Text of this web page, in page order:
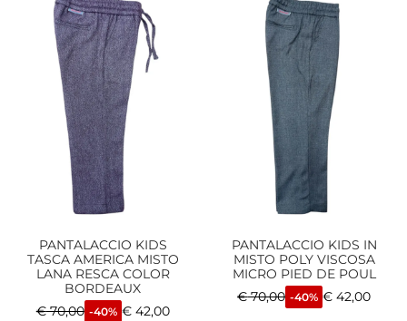
PANTALACCIO KIDS
TASCA AMERICA MISTO
LANA RESCA COLOR
BORDEAUX
€70,00 -40% €42,00
PANTALACCIO KIDS IN
MISTO POLY VISCOSA
MICRO PIED DE POUL
€70,00 -40% € 42,00